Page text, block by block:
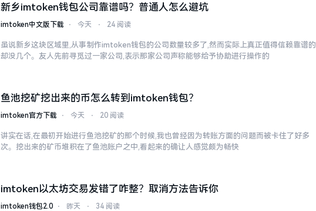
新乡imtoken钱包公司靠谱吗？普通人怎么避坑
imtoken中文版下载 ⋅ 今天 ⋅ 24 阅读
虽说新乡这块区域里,从事制作imtoken钱包的公司数量较多了,然而实际上真正值得信赖靠谱的
却没几个。友人先前寻觅过一家公司,表示那家公司声称能够给予协助进行操作的
鱼池挖矿挖出来的币怎么转到imtoken钱包？
imtoken官方下载 ⋅ 今天 ⋅ 20 阅读
讲实在话,在最初开始进行鱼池挖矿的那个时候,我也曾经因为转账方面的问题而被卡住了好多
次。挖出来的矿币堆积在了鱼池账户之中,看起来的确让人感觉颇为畅快
imtoken以太坊交易发错了咋整？取消方法告诉你
imtoken钱包2.0 ⋅ 昨天 ⋅ 34 阅读